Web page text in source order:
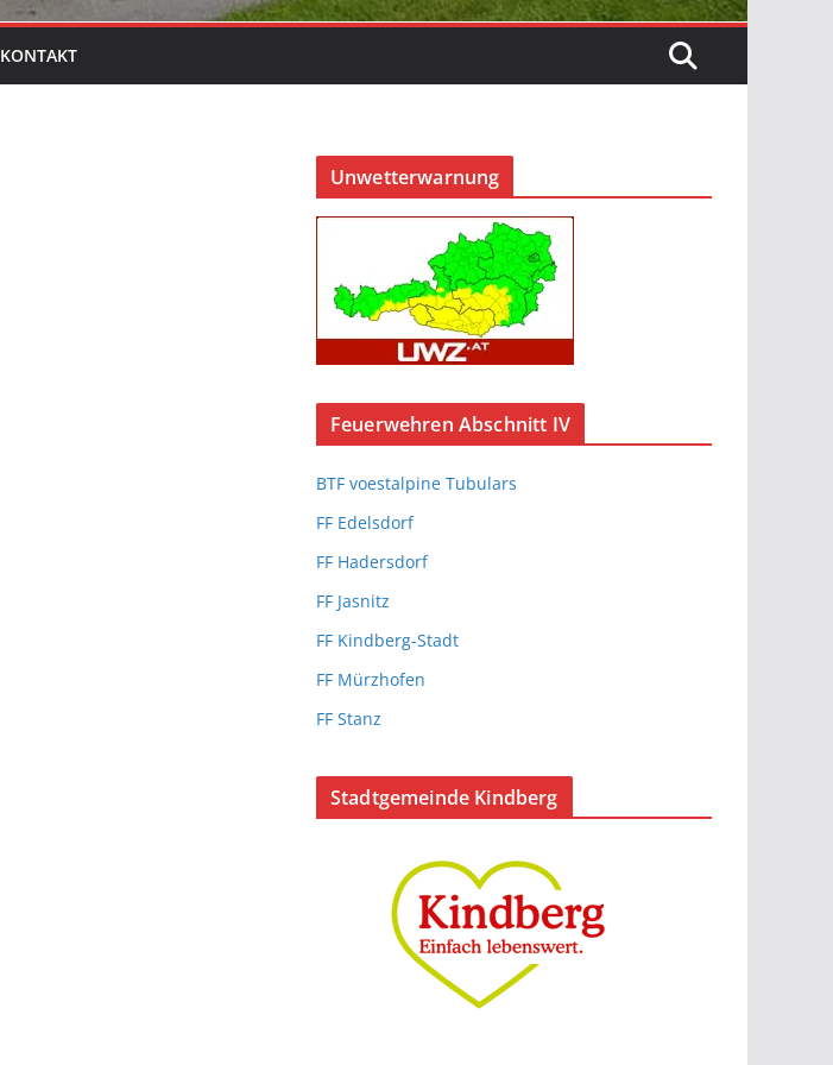
KONTAKT
Unwetterwarnung
Feuerwehren Abschnitt IV
BTF voestalpine Tubulars
FF Edelsdorf
FF Hadersdorf
FF Jasnitz
FF Kindberg-Stadt
FF Mürzhofen
FF Stanz
Stadtgemeinde Kindberg